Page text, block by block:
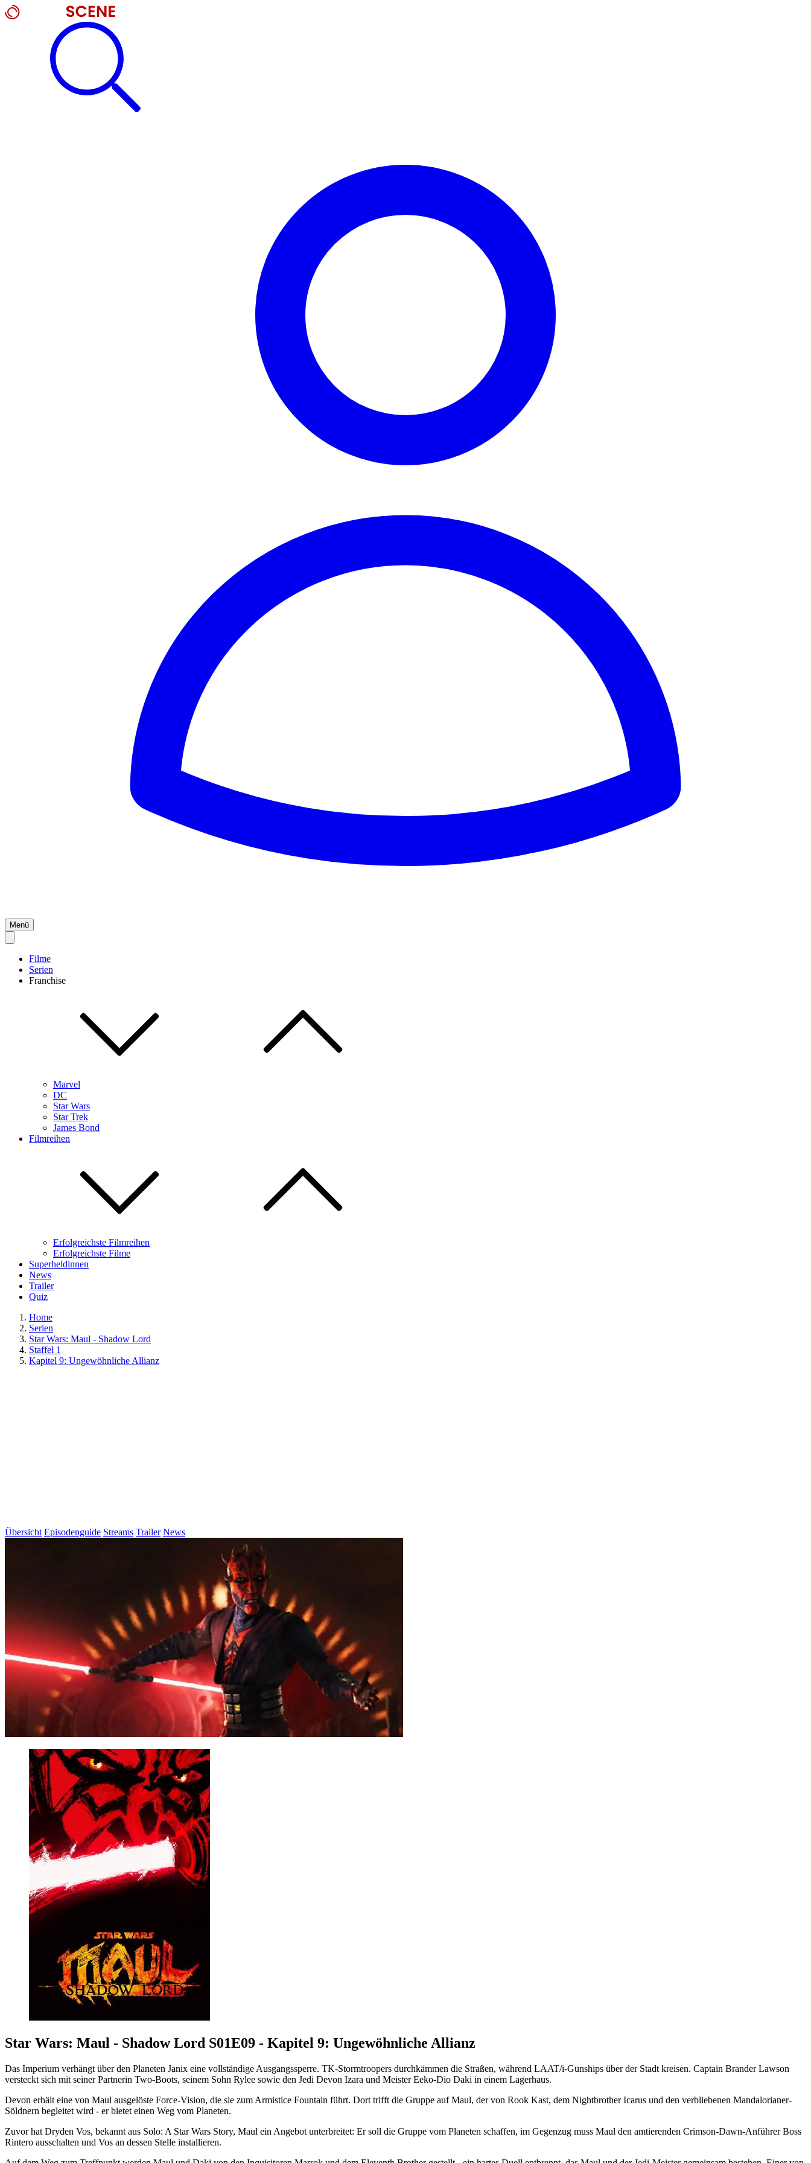
Menü
Filme
Serien
Franchise
Marvel
DC
Star Wars
Star Trek
James Bond
Filmreihen
Erfolgreichste Filmreihen
Erfolgreichste Filme
Superheldinnen
News
Trailer
Quiz
Home
Serien
Star Wars: Maul - Shadow Lord
Staffel 1
Kapitel 9: Ungewöhnliche Allianz
Übersicht Episodenguide Streams Trailer News
Star Wars: Maul - Shadow Lord S01E09 - Kapitel 9: Ungewöhnliche Allianz
Das Imperium verhängt über den Planeten Janix eine vollständige Ausgangssperre. TK-Stormtroopers durchkämmen die Straßen, während LAAT/i-Gunships über der Stadt kreisen. Captain Brander Lawson
versteckt sich mit seiner Partnerin Two-Boots, seinem Sohn Rylee sowie den Jedi Devon Izara und Meister Eeko-Dio Daki in einem Lagerhaus.
Devon erhält eine von Maul ausgelöste Force-Vision, die sie zum Armistice Fountain führt. Dort trifft die Gruppe auf Maul, der von Rook Kast, dem Nightbrother Icarus und den verbliebenen Mandalorianer-
Söldnern begleitet wird - er bietet einen Weg vom Planeten.
Zuvor hat Dryden Vos, bekannt aus Solo: A Star Wars Story, Maul ein Angebot unterbreitet: Er soll die Gruppe vom Planeten schaffen, im Gegenzug muss Maul den amtierenden Crimson-Dawn-Anführer Boss
Rintero ausschalten und Vos an dessen Stelle installieren.